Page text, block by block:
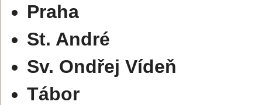
Praha
St. André
Sv. Ondřej Vídeň
Tábor